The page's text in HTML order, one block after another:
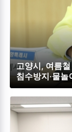
고양시, 여름
침수방지·물놀